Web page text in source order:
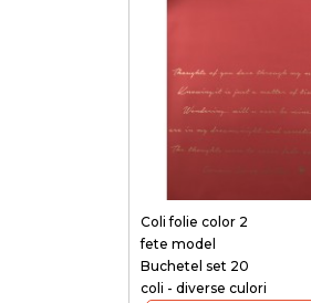
Coli folie color 2
fete model
Buchetel set 20
coli - diverse culori